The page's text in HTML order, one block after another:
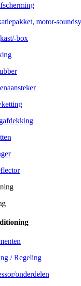
motor-
box
/ Regeling
onderdelen